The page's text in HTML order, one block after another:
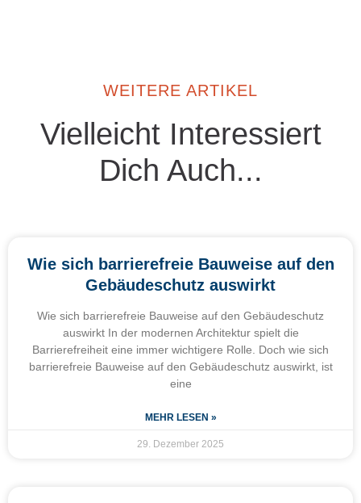
WEITERE ARTIKEL
Vielleicht Interessiert
Dich Auch...
Wie sich barrierefreie Bauweise auf den
Gebäudeschutz auswirkt
Wie sich barrierefreie Bauweise auf den Gebäudeschutz
auswirkt In der modernen Architektur spielt die
Barrierefreiheit eine immer wichtigere Rolle. Doch wie sich
barrierefreie Bauweise auf den Gebäudeschutz auswirkt, ist
eine
MEHR LESEN »
29. Dezember 2025